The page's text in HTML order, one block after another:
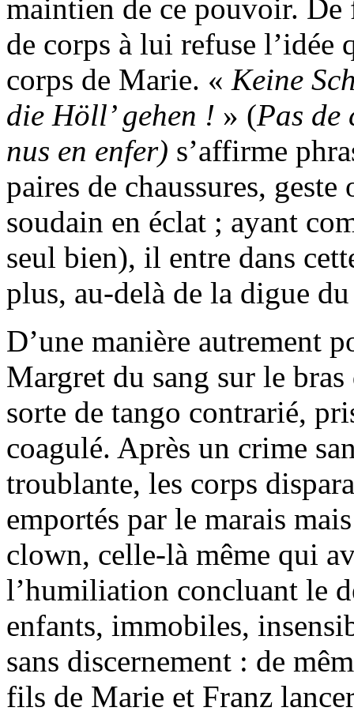
maintien de ce pouvoir. De
de corps à lui refuse l’idée
corps de Marie. « Keine
die Höll’ gehen ! » (Pas de
nus en enfer) s’affirme
paires de chaussures,
soudain en éclat ; ayant
seul bien), il entre dans
plus, au-delà de la digue
D’une manière autrement
Margret du sang sur le
sorte de tango contrarié,
coagulé. Après un crime
troublante, les corps
emportés par le marais
clown, celle-là même qui
l’humiliation concluant le
enfants, immobiles,
sans discernement : de
fils de Marie et Franz